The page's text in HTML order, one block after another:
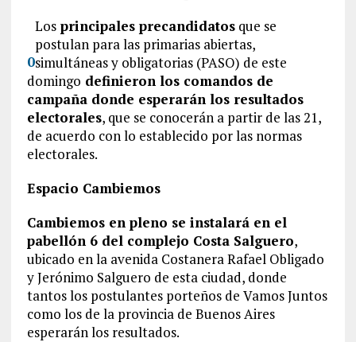
0
Losprincipales precandidatosque se
postulan para las primarias abiertas,
simultáneas y obligatorias (PASO) de este
domingo definieron los comandos de
campaña donde esperarán los resultados
electorales, que se conocerán a partir de las 21,
de acuerdo con lo establecido por las normas
electorales.
Espacio Cambiemos
Cambiemos en pleno se instalará en el
pabellón 6 del complejo Costa Salguero,
ubicado en la avenida Costanera Rafael Obligado
y Jerónimo Salguero de esta ciudad, donde
tantos los postulantes porteños de Vamos Juntos
como los de la provincia de Buenos Aires
esperarán los resultados.